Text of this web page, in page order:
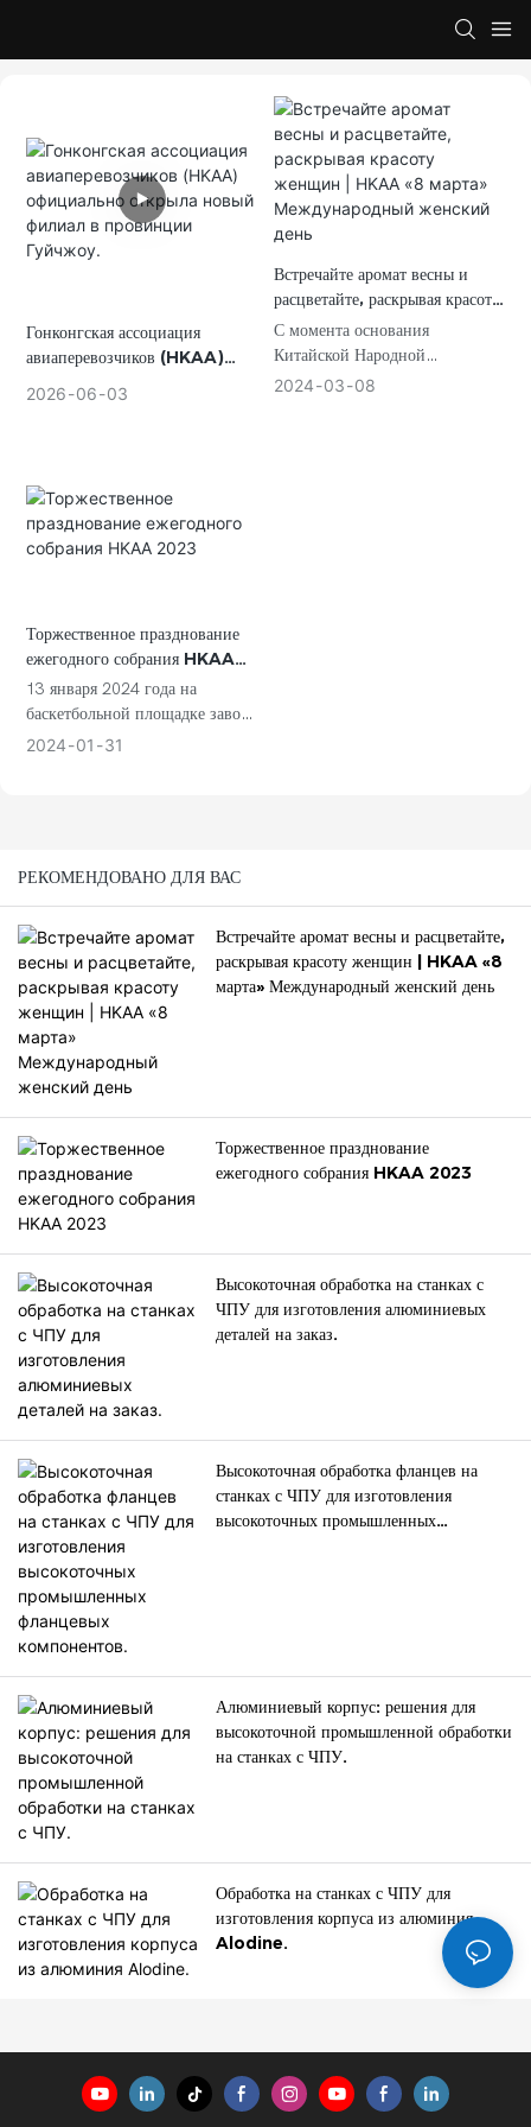
Гонконгская ассоциация
авиаперевозчиков (HKAA)
официально открыла новый
филиал в провинции Гуйчжоу.
2026 06 03
Встречайте аромат весны и
расцветайте, раскрывая красоту
женщин | HKAA «8 марта»
Международный женский день
С момента основания
Китайской Народной
Республики положение
2024 03 08
Торжественное празднование
ежегодного собрания HKAA
2023
13 января 2024 года на
баскетбольной площадке завода
состоялись торжественное
2023 года под девизом
двигаться вперёд». Весь
коллектив, сотрудники,
партнёры по поставкам и гости
завода собрались вместе, чтобы
разделить радость и богатый
урожай, достигнутый
компанией в 2023 году,
выразить благодарность
подразделениям и отдельным
лицам, внесшим вклад в
годовую работу, и совместно
представить ожидания и
2024 01 31
РЕКОМЕНДОВАНО ДЛЯ ВАС
Встречайте аромат весны и расцветайте,
раскрывая красоту женщин | HKAA «8
марта» Международный женский день
Торжественное празднование
ежегодного собрания HKAA 2023
Высокоточная обработка на станках с
ЧПУ для изготовления алюминиевых
деталей на заказ.
Высокоточная обработка фланцев на
станках с ЧПУ для изготовления
высокоточных промышленных
Алюминиевый корпус: решения для
высокоточной промышленной обработки
на станках с ЧПУ.
Обработка на станках с ЧПУ для
изготовления корпуса из алюминия
Alodine.